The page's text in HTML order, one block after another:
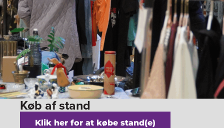
Køb af stand
Klik her for at købe stand(e)